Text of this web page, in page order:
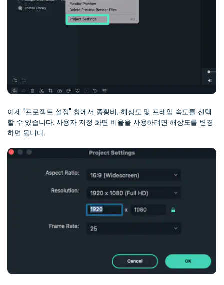
이제 "프로젝트 설정" 창에서 종횡비, 해상도 및 프레임 속도를 선택
할 수 있습니다. 사용자 지정 화면 비율을 사용하려면 해상도를 변경
하면 됩니다.